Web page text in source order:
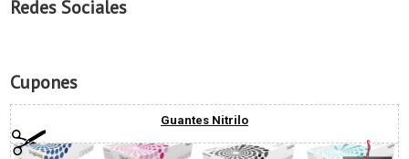
Redes Sociales
Cupones
Guantes Nitrilo